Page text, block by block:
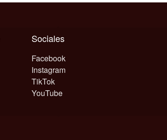
Sociales
Facebook
Instagram
TikTok
YouTube